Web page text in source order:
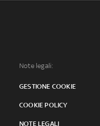
Note legali:
GESTIONE COOKIE
COOKIE POLICY
NOTE LEGALI